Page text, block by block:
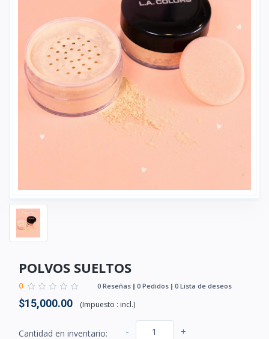
POLVOS SUELTOS
0 0 Reseñas 0 Pedidos 0 Lista de deseos
$15,000.00 (Impuesto : incl.)
Cantidad en inventario: - +